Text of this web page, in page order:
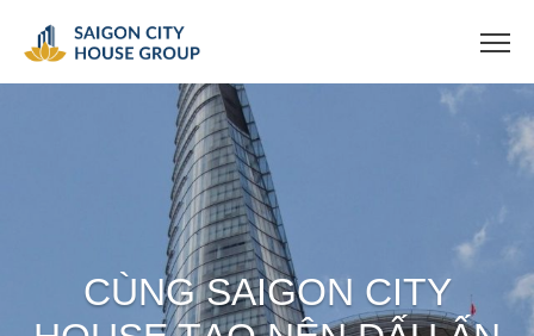
CÙNG SAIGON CITY